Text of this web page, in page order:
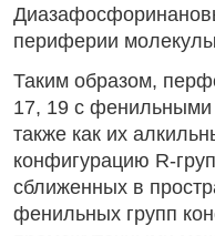
периферии
Таким образом,
17, 19 с фенильными
также как их
конфигурацию R-
сближенных в
фенильных групп